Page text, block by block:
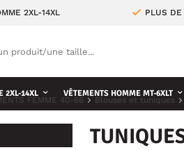
2XL-14XL PLUS
2XL-14XL VÊTEMENTS HOMME MT-6XLT
FEMME 40-66 Blouses et tuniques